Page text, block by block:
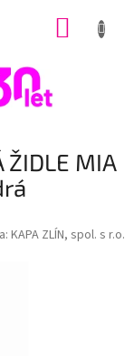
ŽIDLE MIA
KAPA ZLÍN, spol. s r.o.